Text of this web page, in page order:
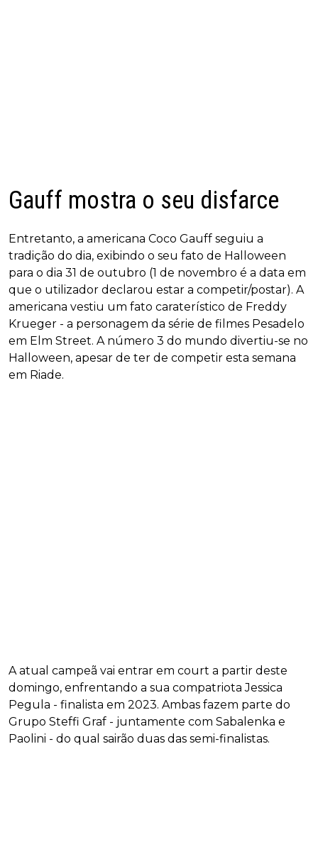
Gauff mostra o seu disfarce
Entretanto, a americana Coco Gauff seguiu a
tradição do dia, exibindo o seu fato de Halloween
para o dia 31 de outubro (1 de novembro é a data em
que o utilizador declarou estar a competir/postar). A
americana vestiu um fato caraterístico de Freddy
Krueger - a personagem da série de filmes Pesadelo
em Elm Street. A número 3 do mundo divertiu-se no
Halloween, apesar de ter de competir esta semana
em Riade.
A atual campeã vai entrar em court a partir deste
domingo, enfrentando a sua compatriota Jessica
Pegula - finalista em 2023. Ambas fazem parte do
Grupo Steffi Graf - juntamente com Sabalenka e
Paolini - do qual sairão duas das semi-finalistas.